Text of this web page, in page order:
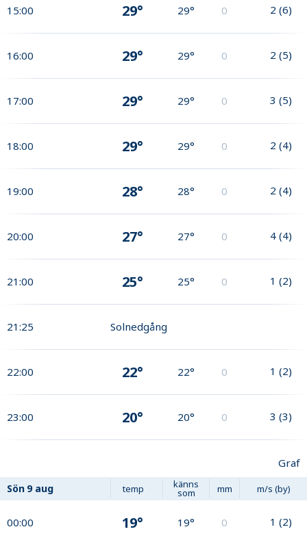
15:00 29° 29° 0 2 (6)
16:00 29° 29° 0 2 (5)
17:00 29° 29° 0 3 (5)
18:00 29° 29° 0 2 (4)
19:00 28° 28° 0 2 (4)
20:00 27° 27° 0 4 (4)
21:00 25° 25° 0 1 (2)
21:25 Solnedgång
22:00 22° 22° 0 1 (2)
23:00 20° 20° 0 3 (3)
Graf
Sön 9 aug temp känns
som mm m/s (by)
00:00 19° 19° 0 1 (2)